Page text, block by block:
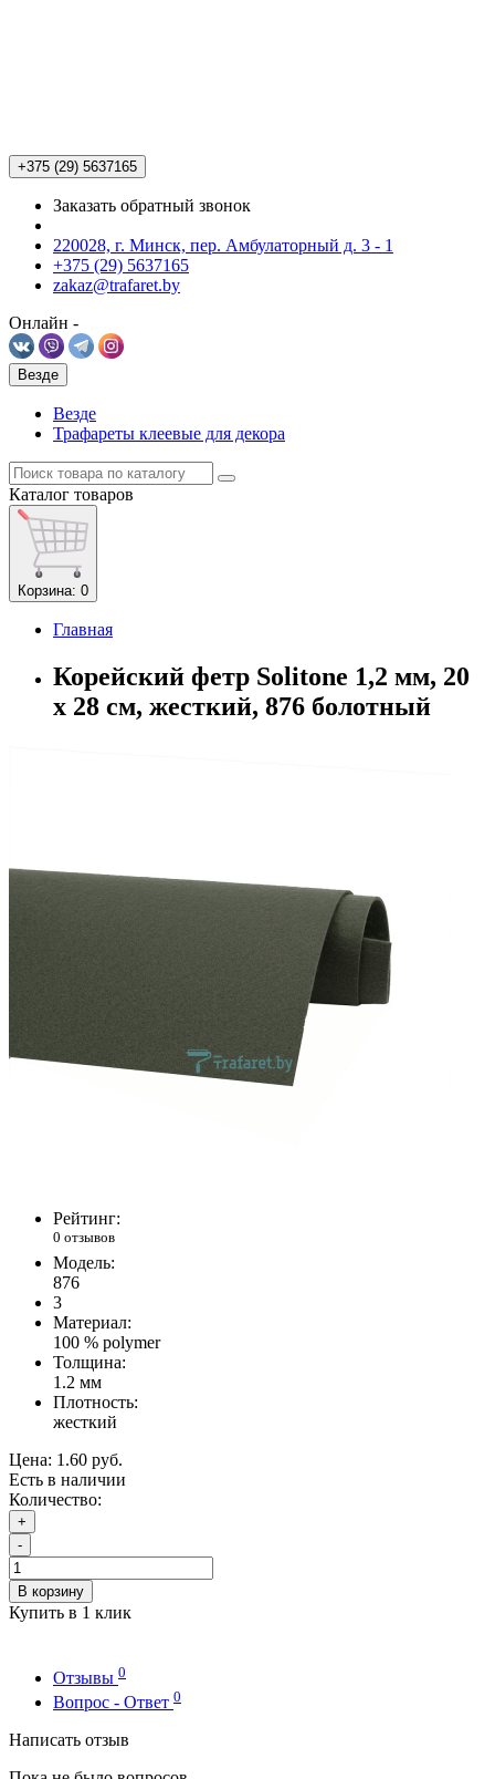
+375 (29) 5637165
Заказать обратный звонок
220028, г. Минск, пер. Амбулаторный д. 3 - 1
+375 (29) 5637165
zakaz@trafaret.by
Онлайн -
Везде
Везде
Трафареты клеевые для декора
Каталог товаров
Корзина: 0
Главная
Корейский фетр Solitone 1,2 мм, 20
х 28 см, жесткий, 876 болотный
Рейтинг:
0 отзывов
Модель:
876
3
Материал:
100 % polymer
Толщина:
1.2 мм
Плотность:
жесткий
Цена: 1.60 руб.
Есть в наличии
Количество:
+
-
В корзину
Купить в 1 клик
Отзывы 0
Вопрос - Ответ 0
Написать отзыв